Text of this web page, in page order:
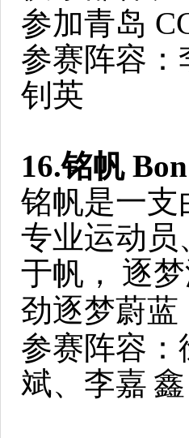
参加青岛
参赛阵容
钊英
16.铭帆
铭帆是一支
专业运动员
于帆，
逐
劲逐梦蔚蓝
参赛阵容
斌、李嘉 鑫